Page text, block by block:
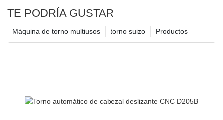
TE PODRÍA GUSTAR
Productos
torno suizo
Máquina de torno multiusos